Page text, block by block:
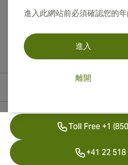
進入此網站前必須確認您的年
進入
離開
Toll Free +1
+41 22 518